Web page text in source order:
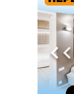
Верховний
ставками в
На Каскаді
На
жінка
35